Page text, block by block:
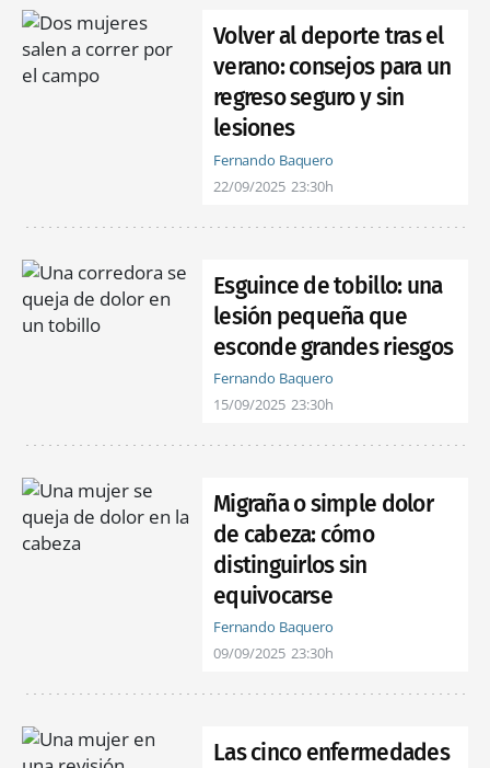
Volver al deporte tras el
verano: consejos para un
regreso seguro y sin
lesiones
Fernando Baquero
22/09/2025 23:30h
Esguince de tobillo: una
lesión pequeña que
esconde grandes riesgos
Fernando Baquero
15/09/2025 23:30h
Migraña o simple dolor
de cabeza: cómo
distinguirlos sin
equivocarse
Fernando Baquero
09/09/2025 23:30h
Las cinco enfermedades